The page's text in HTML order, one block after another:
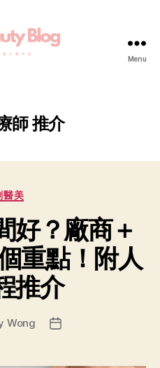
Menu
師 推介
醫美
好？廠商＋
重點！附人
推介
Wong